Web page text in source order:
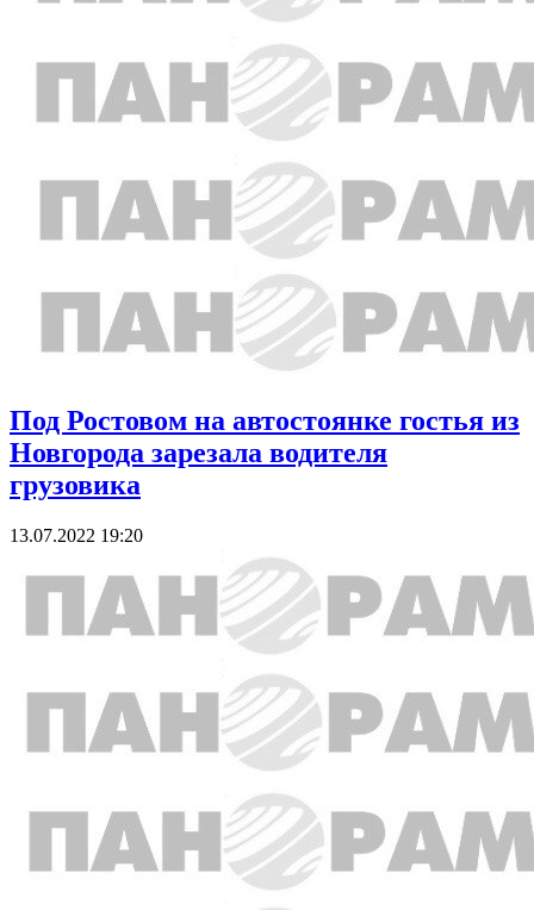
Под Ростовом на автостоянке гостья из
Новгорода зарезала водителя
грузовика
13.07.2022 19:20